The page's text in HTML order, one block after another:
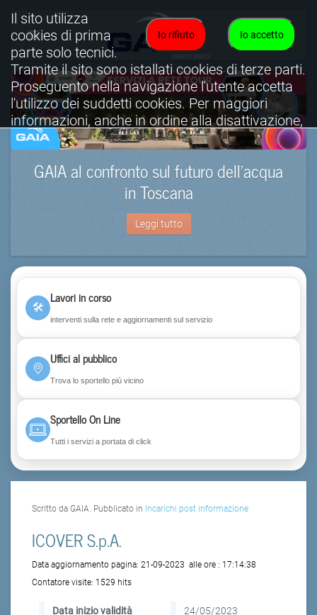
GAIA al confronto sul futuro dell’acqua
in Toscana
Leggi tutto
🛠
Lavori in corso
interventi sulla rete e aggiornamenti sul servizio
Uffici al pubblico
Trova lo sportello più vicino
Sportello On Line
Tutti i servizi a portata di click
Scritto da GAIA. Pubblicato in Incarichi post informazione
ICOVER S.p.A.
Data aggiornamento pagina: 21-09-2023 alle ore : 17:14:38
Contatore visite: 1529 hits
Data inizio validità 24/05/2023
Io accetto
Io rifiuto
Il sito utilizza
cookies di prima
parte solo tecnici.
Tramite il sito sono istallati cookies di terze parti.
Proseguento nella navigazione l'utente accetta
l'utilizzo dei suddetti cookies. Per maggiori
informazioni, anche in ordine alla disattivazione,
è possibile consultare l'informativa cookies
completa.
Visualizza informativa completa.